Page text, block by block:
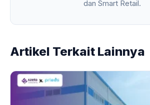
dan Smart Retail.
Artikel Terkait Lainnya